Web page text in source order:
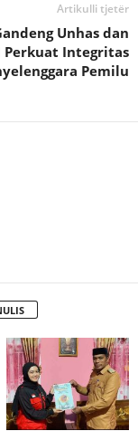
Artikulli tjetër
Unhas dan
Perkuat Integritas
Pemilu